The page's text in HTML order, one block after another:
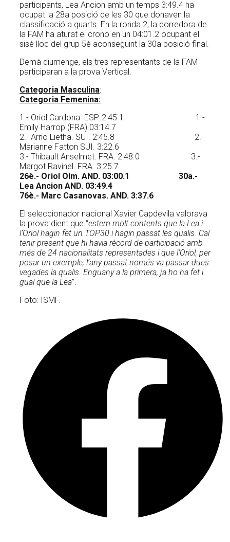
participants, Lea Ancion amb un temps 3:49.4 ha
ocupat la 28a posició de les 30 que donaven la
classificació a quarts. En la ronda 2, la corredora de
la FAM ha aturat el crono en un 04:01.2 ocupant el
sisè lloc del grup 5è aconseguint la 30a posició final.
Demà diumenge, els tres representants de la FAM
participaran a la prova Vertical.
Categoria Masculina:
Categoria Femenina:
1.- Oriol Cardona. ESP. 2:45.1 1.-
Emily Harrop (FRA).03:14.7
2.- Arno Lietha. SUI. 2:45.8 2.-
Marianne Fatton SUI. 3:22.6
3.- Thibault Anselmet. FRA. 2:48.0 3.-
Margot Ravinel. FRA. 3:25.7
26è.- Oriol Olm. AND. 03:00.1 30a.-
Lea Ancion AND. 03:49.4
76è.- Marc Casanovas. AND. 3:37.6
El seleccionador nacional Xavier Capdevila valorava
la prova dient que “estem molt contents que la Lea i
l’Oriol hagin fet un TOP30 i hagin passat les qualis. Cal
tenir present que hi havia rècord de participació amb
més de 24 nacionalitats representades i que l’Oriol, per
posar un exemple, l’any passat només va passar dues
vegades la qualis. Enguany a la primera, ja ho ha fet i
gual que la Lea”.
Foto: ISMF.